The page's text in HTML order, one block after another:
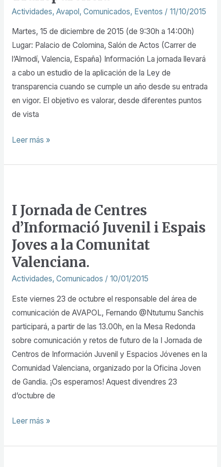
Actividades, Avapol, Comunicados, Eventos / 11/10/2015
Martes, 15 de diciembre de 2015 (de 9:30h a 14:00h)
Lugar: Palacio de Colomina, Salón de Actos (Carrer de
l’Almodí, Valencia, España) Información La jornada llevará
a cabo un estudio de la aplicación de la Ley de
transparencia cuando se cumple un año desde su entrada
en vigor. El objetivo es valorar, desde diferentes puntos
de vista
aplicación
de
la
Ley
Transparencia»
Leer más »
I Jornada de Centres
d’Informació Juvenil i Espais
Joves a la Comunitat
Valenciana.
Actividades, Comunicados / 10/01/2015
Este viernes 23 de octubre el responsable del área de
comunicación de AVAPOL, Fernando @Ntutumu Sanchis
participará, a partir de las 13.00h, en la Mesa Redonda
sobre comunicación y retos de futuro de la I Jornada de
Centros de Información Juvenil y Espacios Jóvenes en la
Comunidad Valenciana, organizado por la Oficina Joven
de Gandia. ¡Os esperamos! Aquest divendres 23
d’octubre de
Centres
d’Informació
Juvenil
Espais
Leer más »